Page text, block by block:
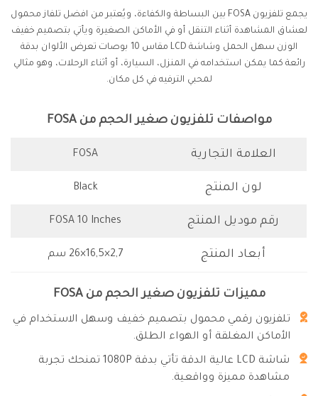
يجمع تلفزيون FOSA بين البساطة والكفاءة، ويُعتبر من افضل تلفاز محمول
لعشاق المشاهدة أثناء التنقل أو في الأماكن الصغيرة ويأتي بتصميم خفيف
الوزن سهل الحمل وشاشة LCD مقاس 10 بوصات تعرض الألوان بدقة
رائعة كما يمكن استخدامه في المنزل، السيارة، أو أثناء الرحلات، وهو مثالي
لمحبي الترفيه في كل مكان.
مواصفات تلفزيون صغير الحجم من FOSA
العلامة التجارية FOSA
لون المنتج Black
رقم موديل المنتج FOSA 10 Inches
أبعاد المنتج ‎ 26×16,5×2,7سم
مميزات تلفزيون صغير الحجم من FOSA
تلفزيون رقمي محمول بتصميم خفيف وسهل الاستخدام في
الأماكن المغلقة أو الهواء الطلق.
شاشة LCD عالية الدقة تأتي بدقة 1080P تمنحك تجربة
مشاهدة مميزة وواقعية.